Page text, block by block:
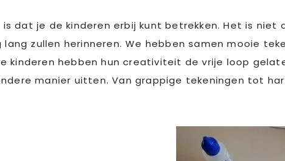
dat je de kinderen erbij kunt betrekken. Het is
lang zullen herinneren. We hebben samen mooie
kinderen hebben hun creativiteit de vrije loop
manier uitten. Van grappige tekeningen tot